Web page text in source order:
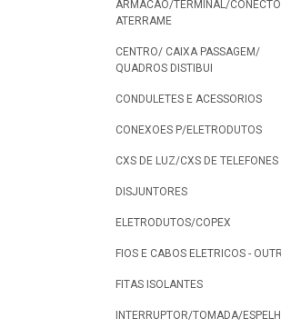
ARMACAO/TERMINAL/
ATERRAME
CENTRO/ CAIXA PASSAGEM/
QUADROS DISTIBUI
CONDULETES E ACESSORIOS
CONEXOES P/ELETRODUTOS
CXS DE LUZ/CXS DE TELEFONES
DISJUNTORES
ELETRODUTOS/COPEX
FIOS E CABOS ELETRICOS -
FITAS ISOLANTES
INTERRUPTOR/TOMADA/